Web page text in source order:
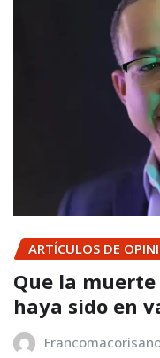
ARTÍCULOS DE
Que la
haya sido en